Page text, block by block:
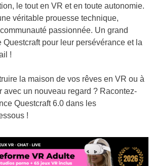
le tout en VR et en toute autonomie.
véritable prouesse technique,
passionnée. Un grand
Questcraft pour leur persévérance et la
!
la maison de vos rêves en VR ou à
avec un nouveau regard ? Racontez-
Questcraft 6.0 dans les
!